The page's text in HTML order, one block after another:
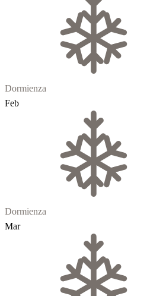
Dormienza
Feb
Dormienza
Mar